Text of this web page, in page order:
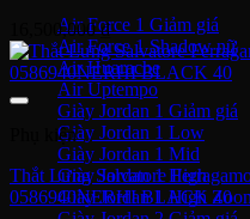
Air Force 1
Air Force 1 Shadow nữ
Air Huarache
Air Uptempo
Giày Jordan 1
Giày Jordan 1 Low
Giày Jordan 1 Mid
Giày Jordan 1 High
Giày Jordan 1 High
16,500,000₫
Phụ kiện
Thắt Lưng Salvatore
0586940NERHI BLACK 40